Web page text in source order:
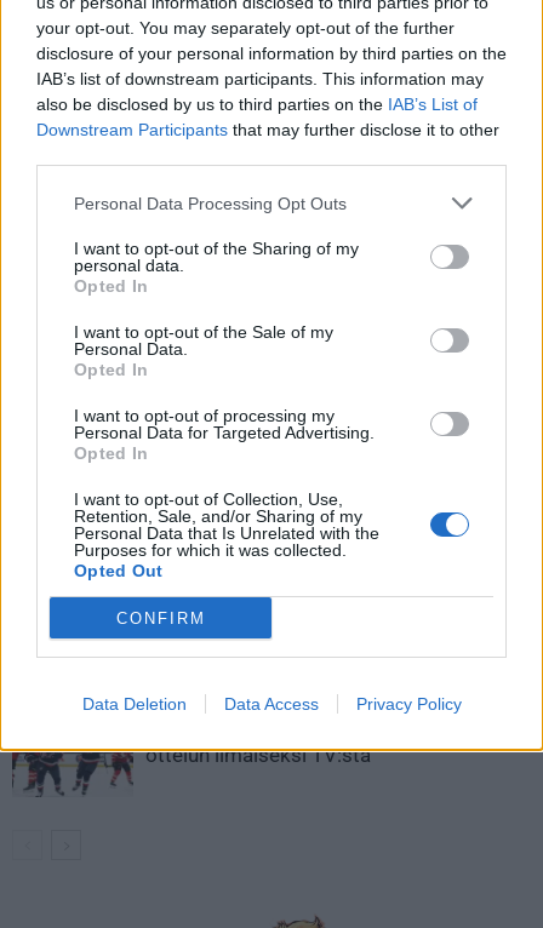
your opt-out. You may separately opt-out of the further
disclosure of your personal information by third parties on the
IAB’s list of downstream participants. This information may
also be disclosed by us to third parties on the IAB’s List of
Downstream Participants that may further disclose it to other
Personal Data Processing Opt Outs
I want to opt-out of the Sharing of my
personal data.
Opted In
I want to opt-out of the Sale of my
Personal Data.
Opted In
I want to opt-out of processing my
Personal Data for Targeted Advertising.
Opted In
I want to opt-out of Collection, Use,
Retention, Sale, and/or Sharing of my
Personal Data that Is Unrelated with the
Purposes for which it was collected.
Opted Out
CONFIRM
Data Deletion Data Access Privacy Policy
kisoihin!
Edellinen artikkeli
Leijonille megavahvistus! Patrik
Laine tulee MM-kisoihin!
Seuraava artikkeli
Richard Panik laukoi älyttömän
rankkarimaalin lavan päällä
LIITTYVÄT ARTIKKELIT LISÄÄ TEKIJÄLTÄ
Leijonat julkisti ketjut Sveitsi-peliin –
Aleksander Barkov tekee paluun
kaukaloon
Venäläisveskari sekosi Suomen 2.
divisioonassa – sai samasta tilanteesta
50 jäähyminuuttia
ottelun ilmaiseksi TV:stä